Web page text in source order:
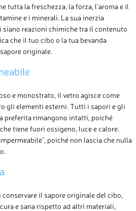
tutta la freschezza, la forza, l’aroma e il
e i minerali. La sua inerzia
siano reazioni chimiche tra il contenuto
che il tuo cibo o la tua bevanda
saporeoriginale.
e monostrato, il vetro agisce come
gli elementi esterni. Tutti i sapori e gli
preferita rimangono intatti, poiché
tiene fuori ossigeno, luce e calore.
poiché non lascia che nulla
il sapore originale del cibo,
e sana rispetto ad altri materiali,